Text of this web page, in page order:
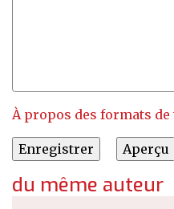
À propos des formats de
du même auteur